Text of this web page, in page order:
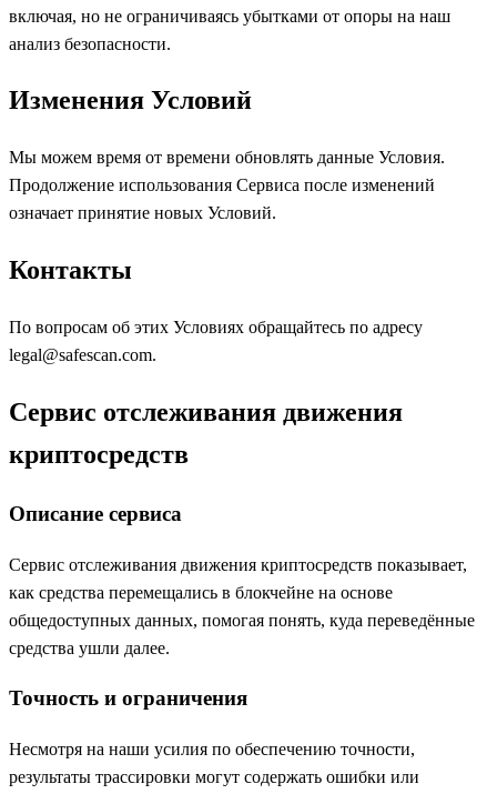
включая, но не ограничиваясь убытками от опоры на наш
анализ безопасности.
Изменения Условий
Мы можем время от времени обновлять данные Условия.
Продолжение использования Сервиса после изменений
означает принятие новых Условий.
Контакты
По вопросам об этих Условиях обращайтесь по адресу
legal@safescan.com.
Сервис отслеживания движения
криптосредств
Описание сервиса
Сервис отслеживания движения криптосредств показывает,
как средства перемещались в блокчейне на основе
общедоступных данных, помогая понять, куда переведённые
средства ушли далее.
Точность и ограничения
Несмотря на наши усилия по обеспечению точности,
результаты трассировки могут содержать ошибки или